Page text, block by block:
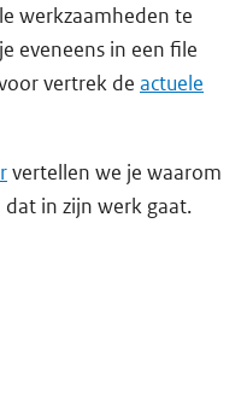
werkzaamheden te
eveneens in een file
vertrek de actuele
vertellen we je waarom
in zijn werk gaat.